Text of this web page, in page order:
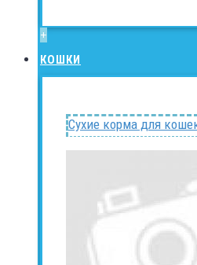
+
КОШКИ
Сухие корма для